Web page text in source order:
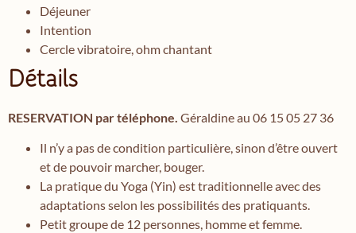
Déjeuner
Intention
Cercle vibratoire, ohm chantant
Détails
RESERVATION par téléphone. Géraldine au 06 15 05 27 36
Il n’y a pas de condition particulière, sinon d’être ouvert
et de pouvoir marcher, bouger.
La pratique du Yoga (Yin) est traditionnelle avec des
adaptations selon les possibilités des pratiquants.
Petit groupe de 12 personnes, homme et femme.